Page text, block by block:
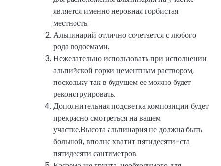
является именно неровная горбистая
местность.
Альпинарий отлично сочетается с любого
рода водоемами.
Нежелательно использовать при исполнении
альпийской горки цементным раствором,
поскольку так в будущем ее можно будет
реконструировать.
Дополнительная подсветка композиции будет
прекрасно смотреться на вашем
участке.Высота альпинария не должна быть
большой, вполне хватит пятидесяти-ста
пятидесяти сантиметров.